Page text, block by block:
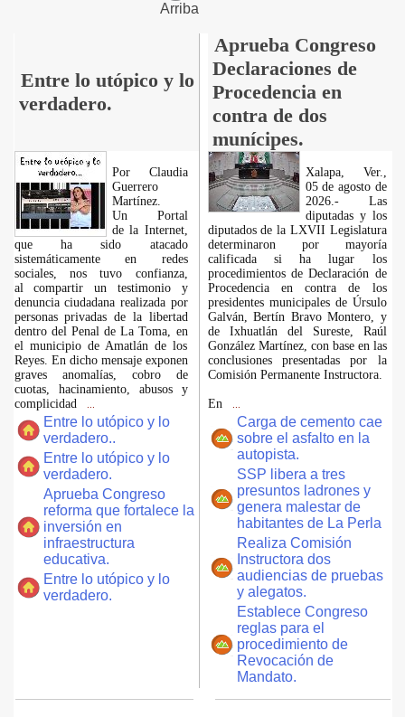
Arriba
Entre lo utópico y lo
verdadero.
Aprueba Congreso
Declaraciones de
Procedencia en
contra de dos
munícipes.
Por Claudia
Guerrero
Martínez.
​Un Portal
de la Internet,
que ha sido atacado
sistemáticamente en redes
sociales, nos tuvo confianza,
al compartir un testimonio y
denuncia ciudadana realizada por
personas privadas de la libertad
dentro del Penal de La Toma, en
el municipio de Amatlán de los
Reyes. En dicho mensaje exponen
graves anomalías, cobro de
cuotas, hacinamiento, abusos y
complicidad
Entre lo utópico y lo
verdadero..
Entre lo utópico y lo
verdadero.
Aprueba Congreso
reforma que fortalece la
inversión en
infraestructura
educativa.
Entre lo utópico y lo
verdadero.
Xalapa, Ver.,
05 de agosto de
2026.- Las
diputadas y los
diputados de la LXVII Legislatura
determinaron por mayoría
calificada si ha lugar los
procedimientos de Declaración de
Procedencia en contra de los
presidentes municipales de Úrsulo
Galván, Bertín Bravo Montero, y
de Ixhuatlán del Sureste, Raúl
González Martínez, con base en las
conclusiones presentadas por la
Comisión Permanente Instructora.
En
Carga de cemento cae
sobre el asfalto en la
autopista.
SSP libera a tres
presuntos ladrones y
genera malestar de
habitantes de La Perla
Realiza Comisión
Instructora dos
audiencias de pruebas
y alegatos.
Establece Congreso
reglas para el
procedimiento de
Revocación de
Mandato.